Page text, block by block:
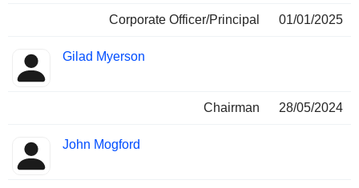
Corporate Officer/Principal 01/01/2025
Gilad Myerson
Chairman 28/05/2024
John Mogford